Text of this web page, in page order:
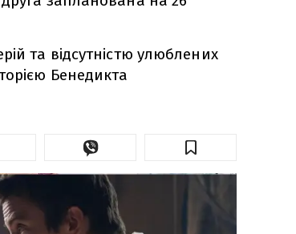
та відсутністю улюблених
Бенедикта